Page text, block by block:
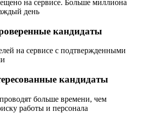
на сервисе. Больше миллиона
день
кандидаты
на сервисе с подтвержденными
кандидаты
больше времени, чем
работы и персонала